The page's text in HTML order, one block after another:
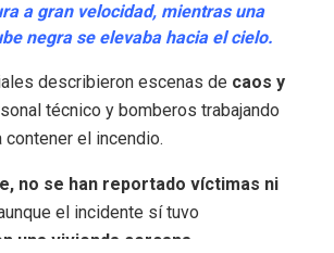
a gran velocidad, mientras una
negra se elevaba hacia el cielo.
describieron escenas de caos y
técnico y bomberos trabajando
contener el incendio.
no se han reportado víctimas ni
el incidente sí tuvo
una vivienda cercana